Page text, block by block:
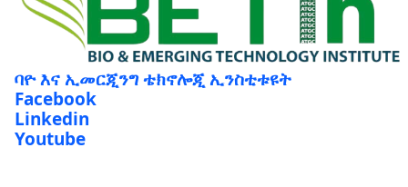
ባዮ እና ኢመርጂንግ ቴክኖሎጂ ኢንስቲቱዩት
Facebook
Linkedin
Youtube